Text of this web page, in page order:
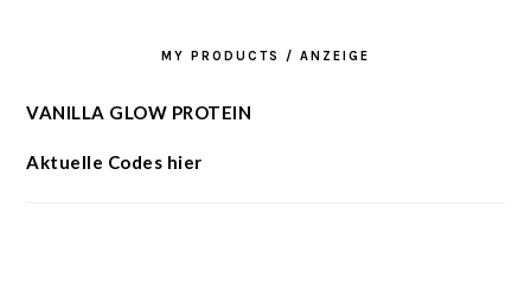
MY PRODUCTS / ANZEIGE
VANILLA GLOW PROTEIN
Aktuelle Codes hier